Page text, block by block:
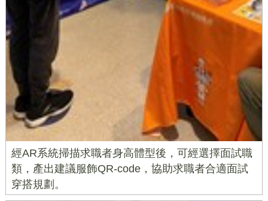
經AR系統掃描求職者身高體型後，可經選擇面試職
類，產出建議服飾QR-code，協助求職者合適面試
穿搭規劃。